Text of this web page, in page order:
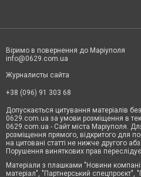
Віримо в повернення до Маріуполя
info@0629.com.ua
Журналисты сайта
+38 (096) 91 303 68
Допускається цитування матеріалів
0629.com.ua за умови розміщення в
0629.com.ua - Сайт міста Маріуполя.
розміщення прямого, відкритого для
на цитовані статті не нижче другого
Порушення виняткових прав
Матеріали з плашками "Новини
матеріал", "Партнерський спецпроєкт",